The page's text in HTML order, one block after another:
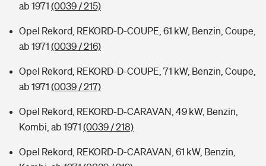
ab 1971 (0039 / 215)
Opel Rekord, REKORD-D-COUPE, 61 kW, Benzin, Coupe,
ab 1971 (0039 / 216)
Opel Rekord, REKORD-D-COUPE, 71 kW, Benzin, Coupe,
ab 1971 (0039 / 217)
Opel Rekord, REKORD-D-CARAVAN, 49 kW, Benzin,
Kombi, ab 1971 (0039 / 218)
Opel Rekord, REKORD-D-CARAVAN, 61 kW, Benzin,